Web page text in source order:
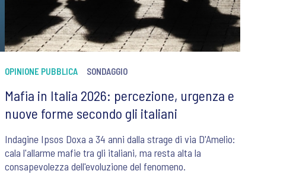
OPINIONE PUBBLICA SONDAGGIO
Mafia in Italia 2026: percezione, urgenza e
nuove forme secondo gli italiani
Indagine Ipsos Doxa a 34 anni dalla strage di via D'Amelio:
cala l'allarme mafie tra gli italiani, ma resta alta la
consapevolezza dell'evoluzione del fenomeno.